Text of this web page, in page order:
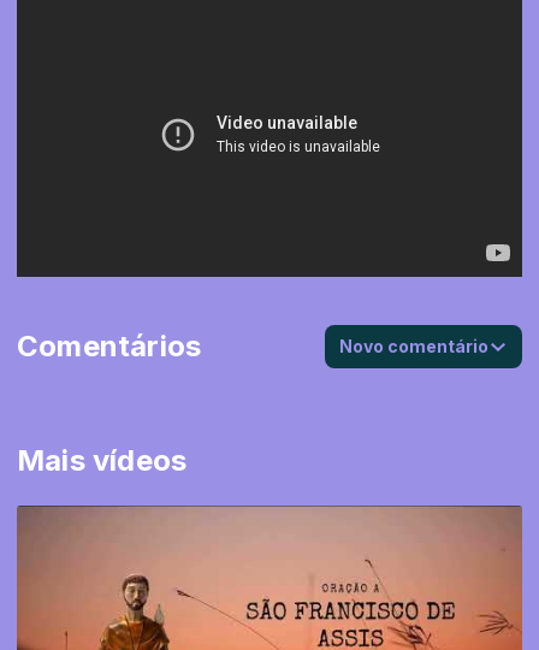
Mais vídeos
Comentários Novo comentário